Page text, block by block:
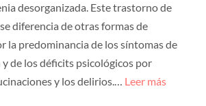
desorganizada. Este trastorno de
diferencia de otras formas de
la predominancia de los síntomas de
de los déficits psicológicos por
y los delirios.… Leer más